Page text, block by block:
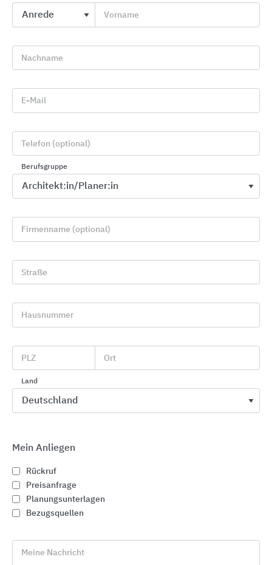
Saint-Gobain Weber
Wand und Boden
Vorname
Nachname
E-Mail
Telefon (optional)
Berufsgruppe
Firmenname (optional)
Straße
Hausnummer
PLZ Ort
Land
Mein Anliegen
Rückruf
Preisanfrage
Planungsunterlagen
Bezugsquellen
Meine Nachricht